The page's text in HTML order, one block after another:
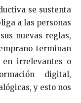
se sustenta
a las personas
nuevas reglas,
terminan
en irrelevantes o
digital,
y esto nos